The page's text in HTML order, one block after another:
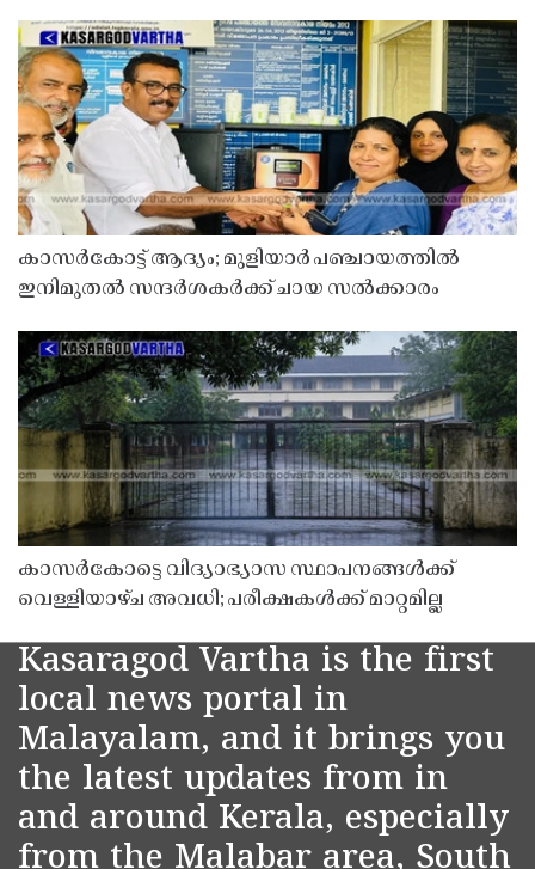
കാസർകോട്ട് ആദ്യം; മുളിയാർ പഞ്ചായത്തിൽ
ഇനിമുതൽ സന്ദർശകർക്ക് ചായ സൽക്കാരം
കാസർകോട്ടെ വിദ്യാഭ്യാസ സ്ഥാപനങ്ങൾക്ക്
വെള്ളിയാഴ്ച അവധി; പരീക്ഷകൾക്ക് മാറ്റമില്ല
Kasaragod Vartha is the first
local news portal in
Malayalam, and it brings you
the latest updates from in
and around Kerala, especially
from the Malabar area, South